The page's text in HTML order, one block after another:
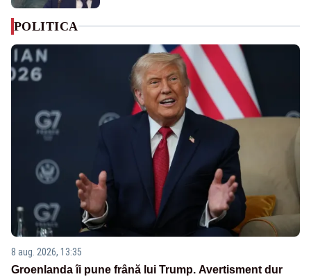
POLITICA
8 aug. 2026, 13:35
Groenlanda îi pune frână lui Trump. Avertisment dur